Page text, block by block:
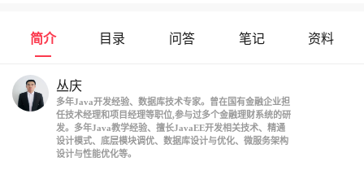
简介 目录 问答 笔记 资料
丛庆
多年Java开发经验、数据库技术专家。曾在国有金融企业担
任技术经理和项目经理等职位,参与过多个金融理财系统的研
发。多年Java教学经验、擅长JavaEE开发相关技术、精通
设计模式、底层模块调优、数据库设计与优化、微服务架构
设计与性能优化等。